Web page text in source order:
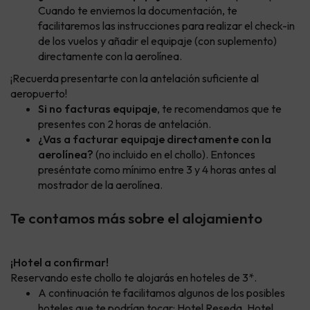
Cuando te enviemos la documentación, te
facilitaremos las instrucciones para realizar el check-in
de los vuelos y añadir el equipaje (con suplemento)
directamente con la aerolínea.
¡Recuerda presentarte con la antelación suficiente al
aeropuerto!
Si no facturas equipaje, te recomendamos que te
presentes con 2 horas de antelación.
¿Vas a facturar equipaje directamente con la
aerolínea? (no incluido en el chollo). Entonces
preséntate como mínimo entre 3 y 4 horas antes al
mostrador de la aerolínea.
Te contamos más sobre el alojamiento
¡Hotel a confirmar!
Reservando este chollo te alojarás en hoteles de 3*.
A continuación te facilitamos algunos de los posibles